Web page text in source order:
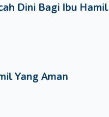
Dini Bagi Ibu Hamil
Yang Aman